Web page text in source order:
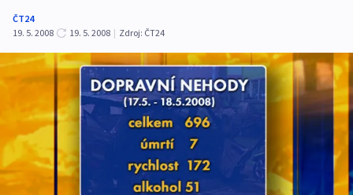
ČT24
19. 5. 2008
19. 5. 2008 | Zdroj: ČT24